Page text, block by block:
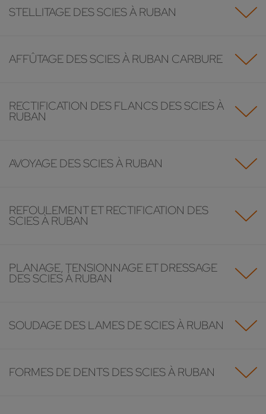
STELLITAGE DES SCIES À RUBAN
AFFÛTAGE DES SCIES À RUBAN CARBURE
RECTIFICATION DES FLANCS DES SCIES À
RUBAN
AVOYAGE DES SCIES À RUBAN
REFOULEMENT ET RECTIFICATION DES
SCIES À RUBAN
PLANAGE, TENSIONNAGE ET DRESSAGE
DES SCIES À RUBAN
SOUDAGE DES LAMES DE SCIES À RUBAN
FORMES DE DENTS DES SCIES À RUBAN